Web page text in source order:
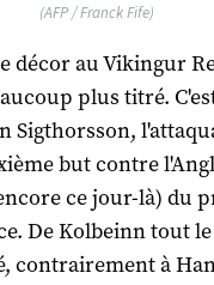
(AFP / Franck Fife)
décor au Vikingur
plus titré.
Sigthorsson,
but contre
ce jour-là) du
De Kolbeinn tout
contrairement à